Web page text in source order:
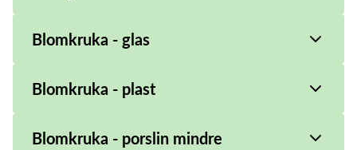
Blomkruka - glas
Blomkruka - plast
Blomkruka - porslin mindre